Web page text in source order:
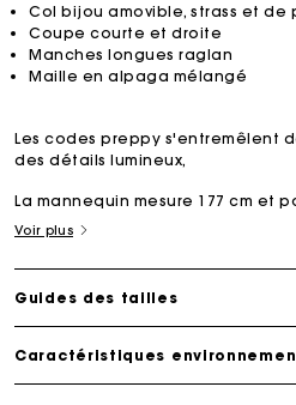
Col bijou amovible, strass et de
Coupe courte et droite
Manches longues raglan
Maille en alpaga mélangé
Les codes preppy s'entremêlent
des détails lumineux,
La mannequin mesure 177 cm et
Voir plus
Guides des tailles
Caractéristiques